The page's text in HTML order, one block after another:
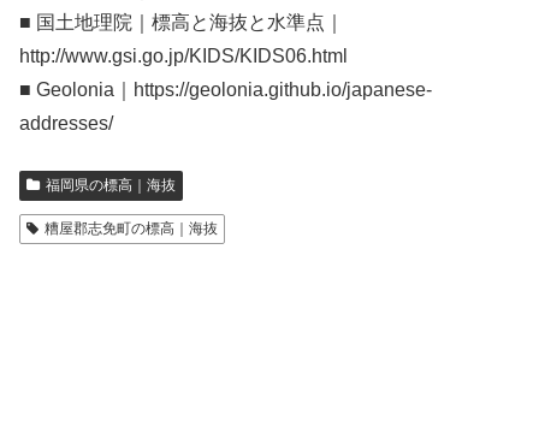
■ 国土地理院｜標高と海抜と水準点｜
http://www.gsi.go.jp/KIDS/KIDS06.html
■ Geolonia｜https://geolonia.github.io/japanese-
addresses/
福岡県の標高｜海抜
糟屋郡志免町の標高｜海抜